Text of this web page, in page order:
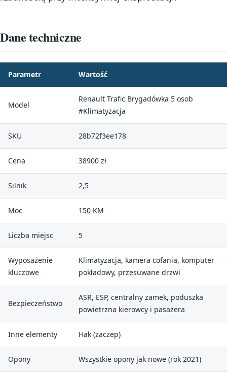
Dane techniczne
Parametr Wartość
Model
Renault Trafic Brygadówka 5 osob
#Klimatyzacja
SKU 28b72f3ee178
Cena 38900 zł
Silnik 2,5
Moc 150 KM
Liczba miejsc 5
Wyposażenie
kluczowe
Klimatyzacja, kamera cofania, komputer
pokładowy, przesuwane drzwi
Bezpieczeństwo
ASR, ESP, centralny zamek, poduszka
powietrzna kierowcy i pasażera
Inne elementy Hak (zaczep)
Opony Wszystkie opony jak nowe (rok 2021)